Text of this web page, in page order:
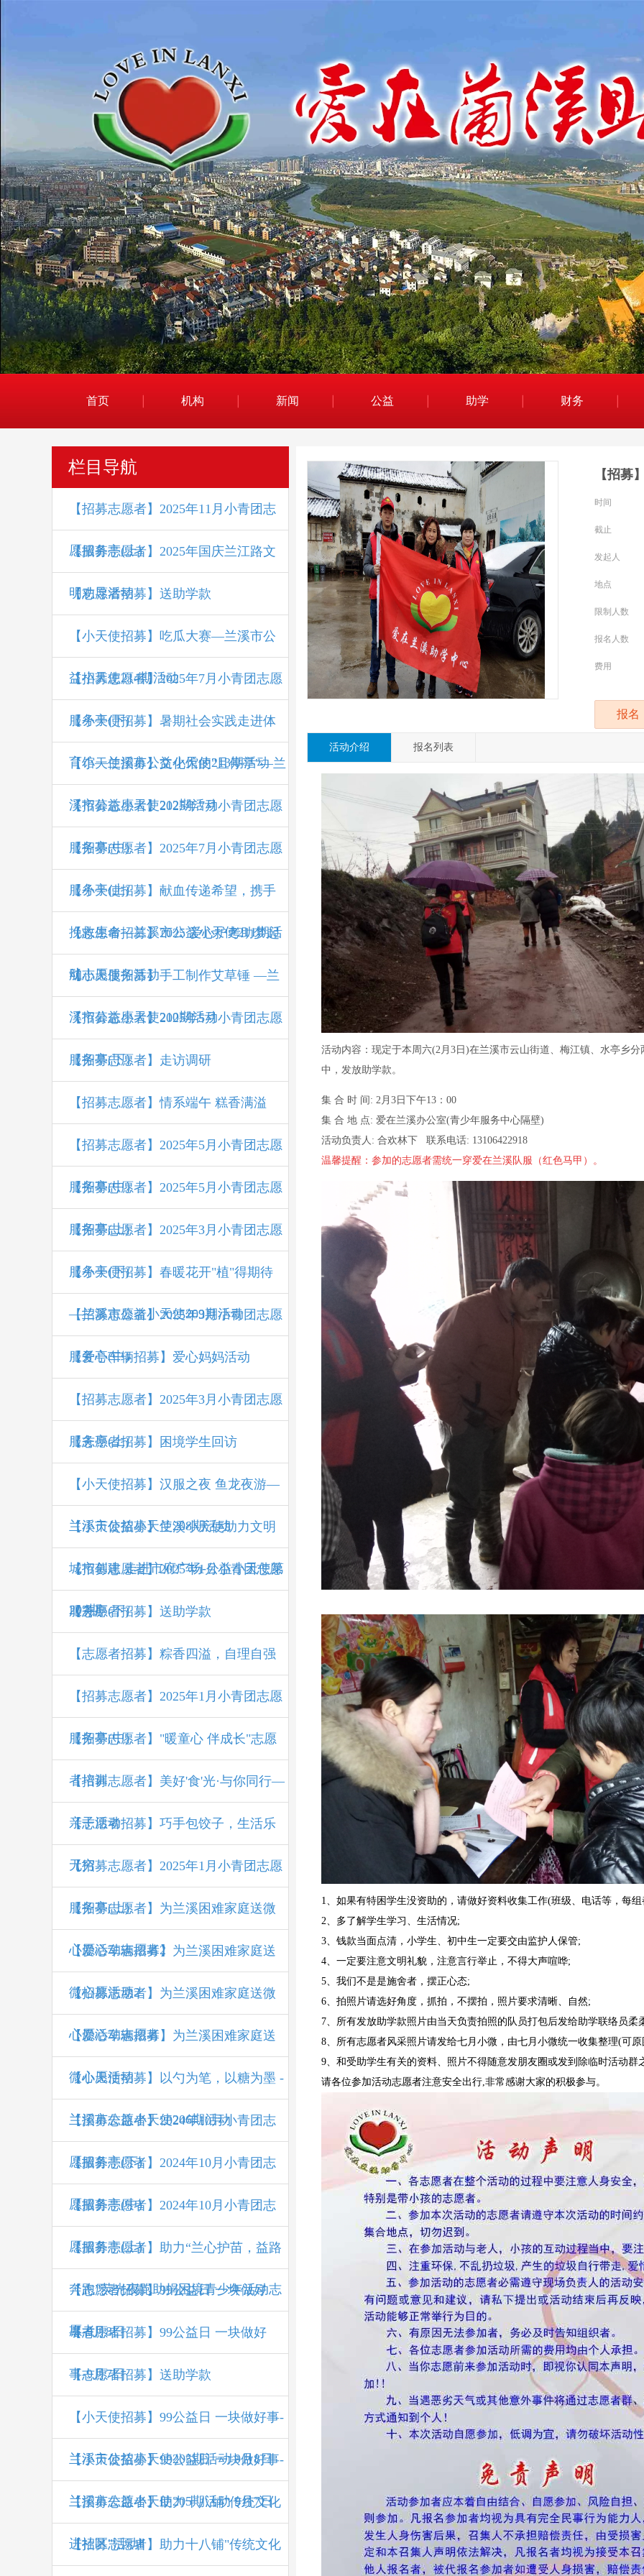
首页 机构 新闻 公益 助学 财务
栏目导航
【招募志愿者】2025年11月小青团志
愿服务亭(上)
【招募志愿者】2025年国庆兰江路文
明劝导活动
【志愿者招募】送助学款
【小天使招募】吃瓜大赛—兰溪市公
益小天使214期活动
【招募志愿者】2025年7月小青团志愿
服务亭(下)
【小天使招募】暑期社会实践走进体
育馆—兰溪市公益小天使213期活动
【小天使招募】文化馆的"且停亭"—兰
溪市公益小天使212期活动
【招募志愿者】2025年7月小青团志愿
服务亭(中)
【招募志愿者】2025年7月小青团志愿
服务亭(上)
【小天使招募】献血传递希望，携手
挽救生命—兰溪市公益小天使211期活
动
【志愿者招募】2025 爱心护考助梦起
航志愿服务活动
【小天使招募】手工制作艾草锤 —兰
溪市公益小天使210期活动
【招募志愿者】2025年5月小青团志愿
服务亭(下）
【招募志愿者】走访调研
【招募志愿者】情系端午 糕香满溢
【招募志愿者】2025年5月小青团志愿
服务亭(中）
【招募志愿者】2025年5月小青团志愿
服务亭(上)
【招募志愿者】2025年3月小青团志愿
服务亭(下)
【小天使招募】春暖花开"植"得期待
—兰溪市公益小天使209期活动
【招募志愿者】2025年3月小青团志愿
服务亭(中)
【爱心车辆招募】爱心妈妈活动
【招募志愿者】2025年3月小青团志愿
服务亭(上)
【志愿者招募】困境学生回访
【小天使招募】汉服之夜 鱼龙夜游—
兰溪市公益小天使208期活动
【小天使招募】兰溪小天使助力文明
城市创建 走进市府广场-公益小天使第
207期
【招募志愿者】2025年1月小青团志愿
服务亭(下)
【志愿者招募】送助学款
【志愿者招募】粽香四溢，自理自强
【招募志愿者】2025年1月小青团志愿
服务亭(中)
【招募志愿者】"暖童心 伴成长"志愿
者培训
【招募志愿者】美好'食'光·与你同行—
亲子活动
【志愿者招募】巧手包饺子，生活乐
无穷
【招募志愿者】2025年1月小青团志愿
服务亭(上)
【招募志愿者】为兰溪困难家庭送微
心愿活动志愿者2
【爱心车辆招募】为兰溪困难家庭送
微心愿活动2
【招募志愿者】为兰溪困难家庭送微
心愿活动志愿者
【爱心车辆招募】为兰溪困难家庭送
微心愿活动
【小天使招募】以勺为笔，以糖为墨 -
兰溪市公益小天使206期活动
【招募志愿者】2024年10月小青团志
愿服务亭(下)
【招募志愿者】2024年10月小青团志
愿服务亭(中)
【招募志愿者】2024年10月小青团志
愿服务亭(上)
【招募志愿者】助力“兰心护苗，益路
奔跑”荧光夜跑助捐困境青少年活动志
愿者
【志愿者招募】99公益日 一块做好
事-9月8日
【志愿者招募】99公益日 一块做好
事-9月7日
【志愿者招募】送助学款
【小天使招募】99公益日 一块做好事-
兰溪市公益小天使205期活动 9月8日
【小天使招募】99公益日 一块做好事-
兰溪市公益小天使205期活动 9月7日
【招募志愿者】助力十八铺"传统文化
进社区"活动Ⅱ
【招募志愿者】助力十八铺"传统文化
【招募
时间
截止
发起人
地点
限制人数
报名人数
费用
报名
活动介绍 报名列表
活动内容：现定于本周六(2月3日)在兰溪市云山街道、梅江镇、水亭乡
中，发放助学款。
集 合 时 间: 2月3日下午13：00
集 合 地 点: 爱在兰溪办公室(青少年服务中心隔壁)
活动负责人: 合欢林下 联系电话: 13106422918
温馨提醒：参加的志愿者需统一穿爱在兰溪队服（红色马甲）。
1、如果有特困学生没资助的，请做好资料收集工作(班级、电话等，每
2、多了解学生学习、生活情况;
3、钱款当面点清，小学生、初中生一定要交由监护人保管;
4、一定要注意文明礼貌，注意言行举止，不得大声喧哗;
5、我们不是是施舍者，摆正心态;
6、拍照片请选好角度，抓拍，不摆拍，照片要求清晰、自然;
7、所有发放助学款照片由当天负责拍照的队员打包后发给助学联络员柔
8、所有志愿者风采照片请发给七月小微，由七月小微统一收集整理(可
9、和受助学生有关的资料、照片不得随意发朋友圈或发到除临时活动群
请各位参加活动志愿者注意安全出行,非常感谢大家的积极参与。